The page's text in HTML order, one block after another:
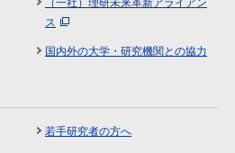
ス
国内外の大学・研究機関との協力
若手研究者の方へ